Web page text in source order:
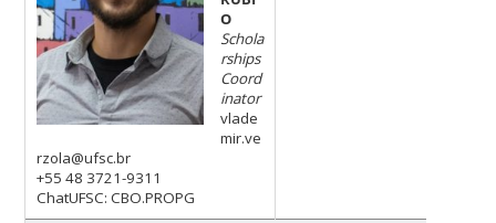
O
Schola
rships
Coord
inator
vlade
mir.ve
rzola@ufsc.br
+55 48 3721-9311
ChatUFSC: CBO.PROPG